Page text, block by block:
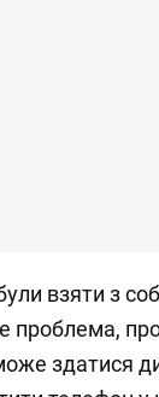
взяти з
проблема,
здатися